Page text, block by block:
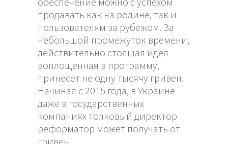
продавать как на родине, так и
пользователям за рубежом. За
небольшой промежуток времени,
действительно стоящая идея
воплощенная в программу,
принесет не одну тысячу гривен.
Начиная с 2015 года, в Украине
даже в государственных
компаниях толковый директор
реформатор может получать от
гривен.